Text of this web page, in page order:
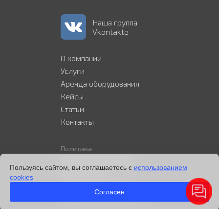
Наша группа
Vkontakte
О компании
Услуги
Аренда оборудования
Кейсы
Статьи
Контакты
Политика
Политика в отношении
файлов cookie
Согласие на обработку
персональных данных
Пользуясь сайтом, вы соглашаетесь с использованием
cookies
Согласен